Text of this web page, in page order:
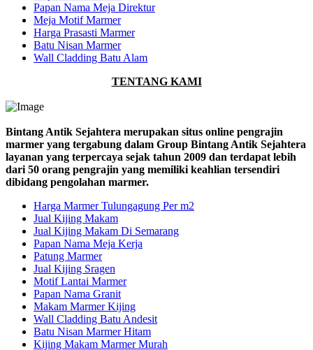
Papan Nama Meja Direktur
Meja Motif Marmer
Harga Prasasti Marmer
Batu Nisan Marmer
Wall Cladding Batu Alam
TENTANG KAMI
Bintang Antik Sejahtera merupakan situs online pengrajin
marmer yang tergabung dalam Group Bintang Antik Sejahtera
layanan yang terpercaya sejak tahun 2009 dan terdapat lebih
dari 50 orang pengrajin yang memiliki keahlian tersendiri
dibidang pengolahan marmer.
Harga Marmer Tulungagung Per m2
Jual Kijing Makam
Jual Kijing Makam Di Semarang
Papan Nama Meja Kerja
Patung Marmer
Jual Kijing Sragen
Motif Lantai Marmer
Papan Nama Granit
Makam Marmer Kijing
Wall Cladding Batu Andesit
Batu Nisan Marmer Hitam
Kijing Makam Marmer Murah